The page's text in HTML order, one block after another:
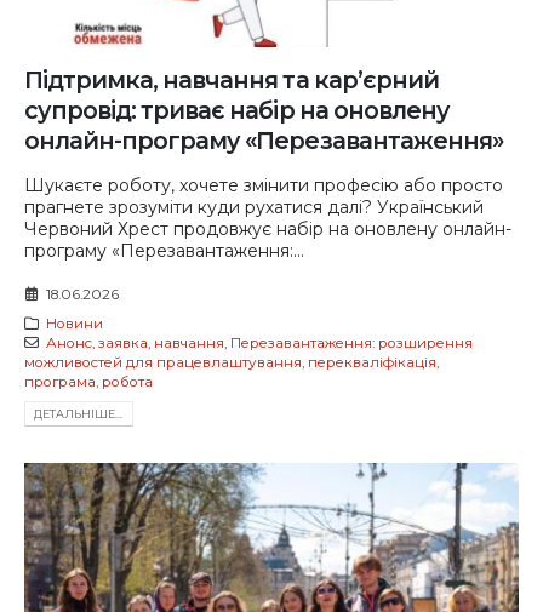
Підтримка, навчання та кар’єрний
супровід: триває набір на оновлену
онлайн-програму «Перезавантаження»
Шукаєте роботу, хочете змінити професію або просто
прагнете зрозуміти куди рухатися далі? Український
Червоний Хрест продовжує набір на оновлену онлайн-
програму «Перезавантаження:...
18.06.2026
Новини
Анонс, заявка навчання Перезавантаження: розширення
можливостей для працевлаштування перекваліфікація
програма робота
ДЕТАЛЬНIШЕ...